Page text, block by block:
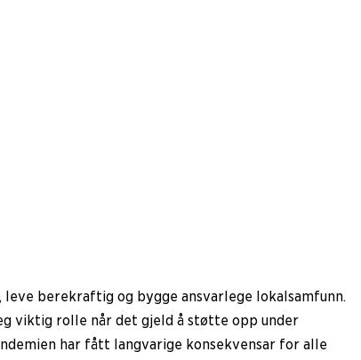
berekraftig og bygge ansvarlege lokalsamfunn.
viktig rolle når det gjeld å støtte opp under
har fått langvarige konsekvensar for alle